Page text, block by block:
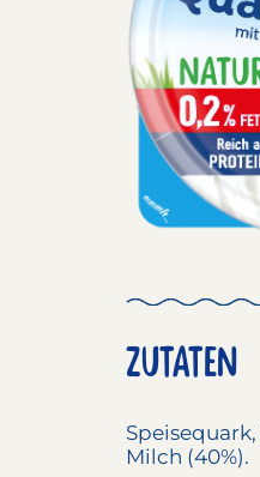
ZUTATEN
Speisequark,
Milch (40%).